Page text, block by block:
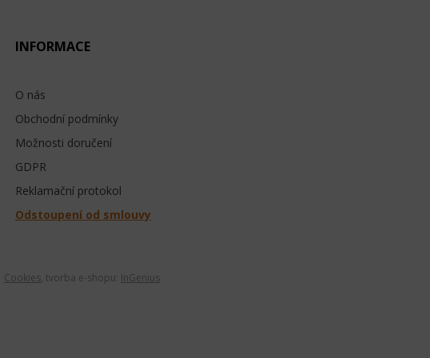
INFORMACE
O nás
Obchodní podmínky
Možnosti doručení
GDPR
Reklamační protokol
Odstoupení od smlouvy
Cookies, tvorba e-shopu: InGenius